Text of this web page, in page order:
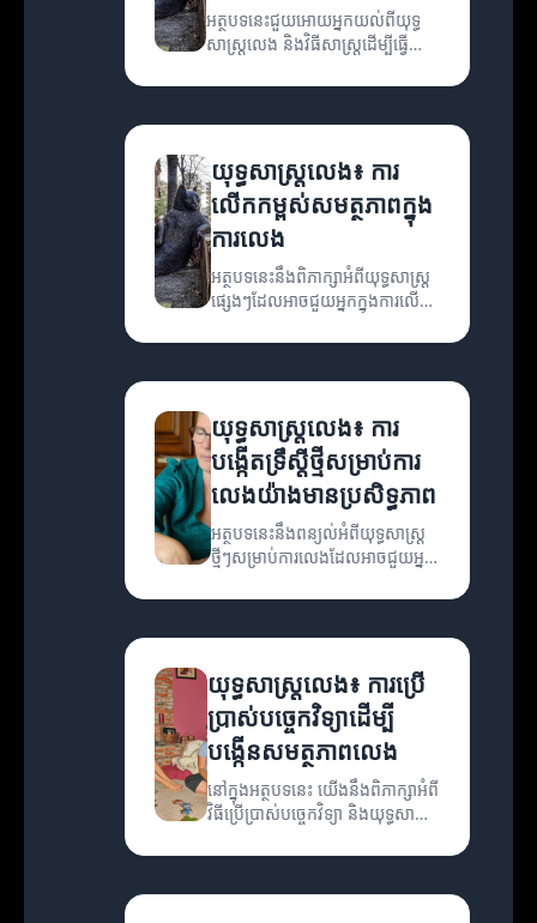
អត្ថបទនេះជួយអោយអ្នកយល់ពីយុទ្ធ
សាស្ត្រលេង និងវិធីសាស្ត្រដើម្បីធ្វើ
ប្រសិទ្ធភាពខ្ពស់។
យុទ្ធសាស្ត្រលេង៖ ការ
លើកកម្ពស់សមត្ថភាពក្នុង
ការលេង
អត្ថបទនេះនឹងពិភាក្សាអំពីយុទ្ធសាស្ត្រ
ផ្សេងៗដែលអាចជួយអ្នកក្នុងការលើក
យុទ្ធសាស្ត្រលេង៖ ការ
បង្កើតទ្រឹស្តីថ្មីសម្រាប់ការ
លេងយ៉ាងមានប្រសិទ្ធភាព
អត្ថបទនេះនឹងពន្យល់អំពីយុទ្ធសាស្ត្រ
ថ្មីៗសម្រាប់ការលេងដែលអាចជួយអ្នក
យុទ្ធសាស្ត្រលេង៖ ការប្រើ
ប្រាស់បច្ចេកវិទ្យាដើម្បី
បង្កើនសមត្ថភាពលេង
នៅក្នុងអត្ថបទនេះ យើងនឹងពិភាក្សាអំពី
វិធីប្រើប្រាស់បច្ចេកវិទ្យា និងយុទ្ធសាស្ត្រ